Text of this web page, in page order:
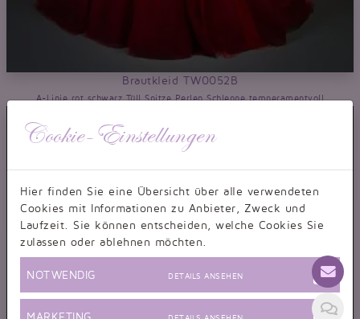
Brautkleid TW0052B
A-Linie rot schwarz Tüll Spitze Perlen Schleppe temperamentvoll
Cookie-Einstellungen
Hier finden Sie eine Übersicht über alle verwendeten
Cookies mit Informationen zu Anbieter, Zweck und
Laufzeit. Sie können entscheiden, welche Cookies Sie
zulassen oder ablehnen möchten.
NOTWENDIG DETAILS ANSEHEN
MARKETING